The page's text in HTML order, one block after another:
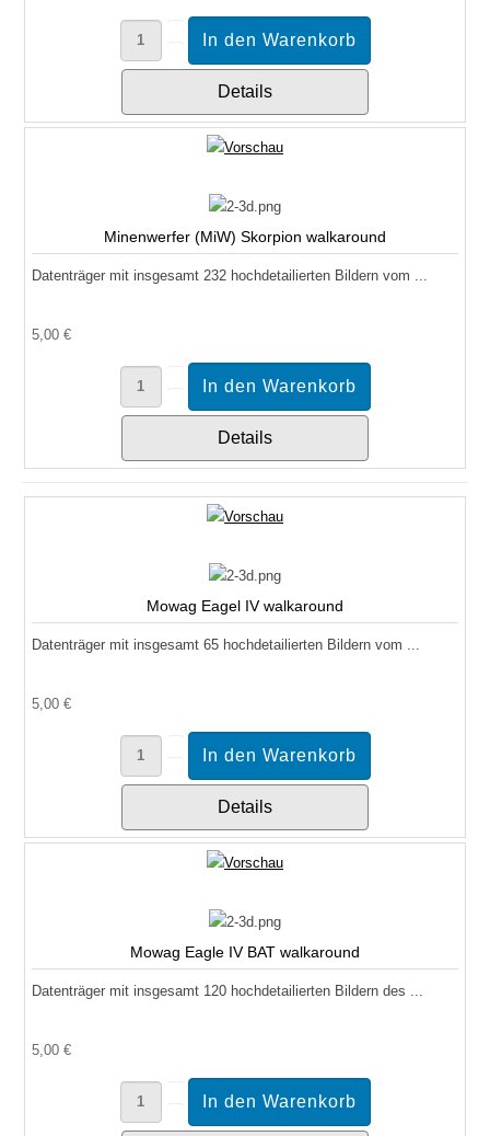
Details
Minenwerfer (MiW) Skorpion walkaround
Datenträger mit insgesamt 232 hochdetailierten Bildern vom ...
5,00 €
Details
Mowag Eagel IV walkaround
Datenträger mit insgesamt 65 hochdetailierten Bildern vom ...
5,00 €
Details
Mowag Eagle IV BAT walkaround
Datenträger mit insgesamt 120 hochdetailierten Bildern des ...
5,00 €